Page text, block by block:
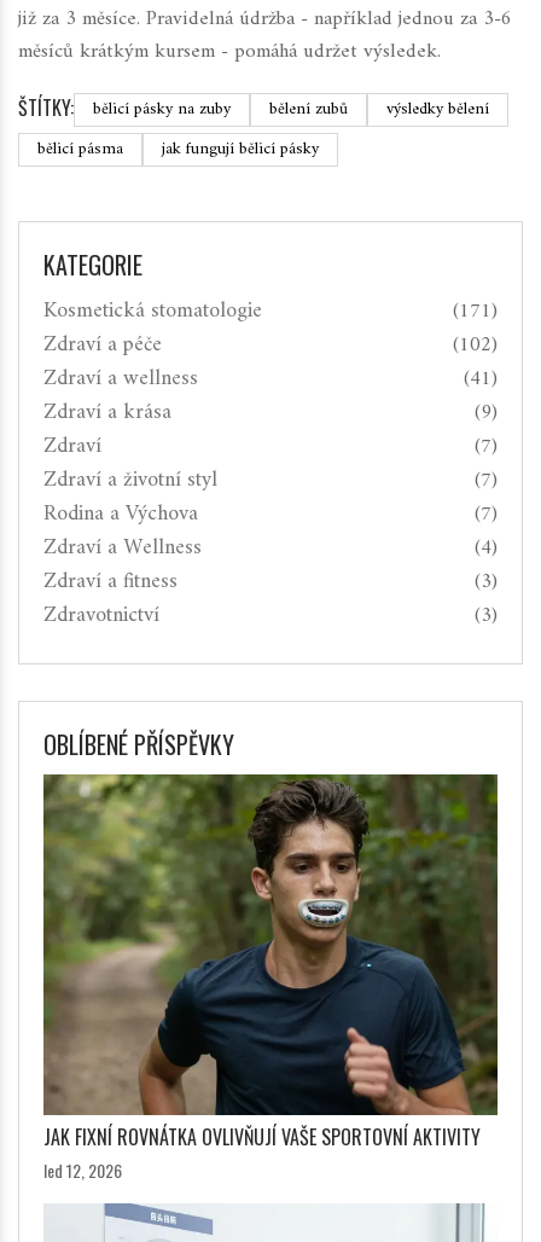
již za 3 měsíce. Pravidelná údržba - například jednou za 3-6
měsíců krátkým kursem - pomáhá udržet výsledek.
ŠTÍTKY: bělicí pásky na zuby bělení zubů
výsledky bělení
bělicí pásma
jak fungují bělicí pásky
KATEGORIE
Kosmetická stomatologie (171)
Zdraví a péče (102)
Zdraví a wellness (41)
Zdraví a krása (9)
Zdraví (7)
Zdraví a životní styl (7)
Rodina a Výchova (7)
Zdraví a Wellness (4)
Zdraví a fitness (3)
Zdravotnictví (3)
OBLÍBENÉ PŘÍSPĚVKY
JAK FIXNÍ ROVNÁTKA OVLIVŇUJÍ VAŠE SPORTOVNÍ AKTIVITY
led 12, 2026